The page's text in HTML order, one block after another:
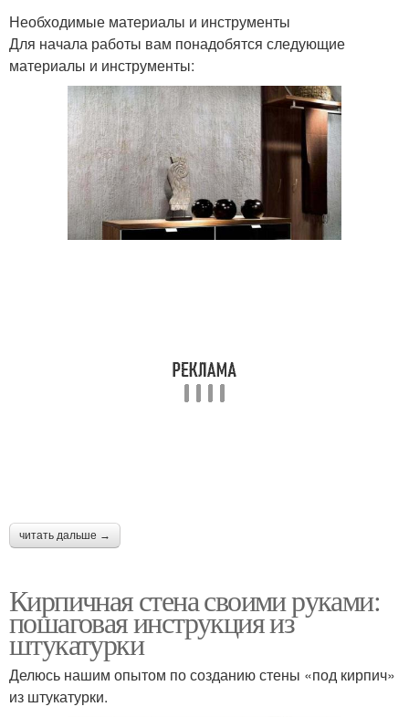
Необходимые материалы и инструменты
Для начала работы вам понадобятся следующие
материалы и инструменты:
читать дальше →
Кирпичная стена своими руками:
пошаговая инструкция из
штукатурки
Делюсь нашим опытом по созданию стены «под кирпич»
из штукатурки.